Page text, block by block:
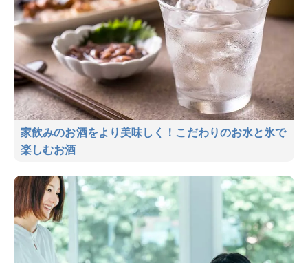
家飲みのお酒をより美味しく！こだわりのお水と氷で
楽しむお酒